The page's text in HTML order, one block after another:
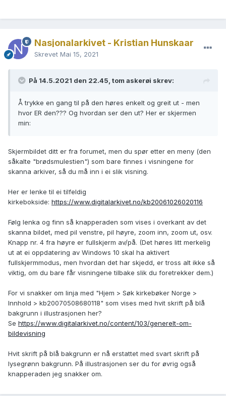
Nasjonalarkivet - Kristian Hunskaar
Skrevet Mai 15, 2021
På 14.5.2021 den 22.45, tom askerøi skrev:
Å trykke en gang til på den høres enkelt og greit ut - men
hvor ER den??? Og hvordan ser den ut? Her er skjermen
min:
Skjermbildet ditt er fra forumet, men du spør etter en meny (den
såkalte "brødsmulestien") som bare finnes i visningene for
skanna arkiver, så du må inn i ei slik visning.
Her er lenke til ei tilfeldig
kirkebokside: https://www.digitalarkivet.no/kb20061026020116
Følg lenka og finn så knapperaden som vises i overkant av det
skanna bildet, med pil venstre, pil høyre, zoom inn, zoom ut, osv.
Knapp nr. 4 fra høyre er fullskjerm av/på. (Det høres litt merkelig
ut at ei oppdatering av Windows 10 skal ha aktivert
fullskjermmodus, men hvordan det har skjedd, er tross alt ikke så
viktig, om du bare får visningene tilbake slik du foretrekker dem.)
For vi snakker om linja med "Hjem > Søk kirkebøker Norge >
Innhold > kb20070508680118" som vises med hvit skrift på blå
bakgrunn i illustrasjonen her?
Se https://www.digitalarkivet.no/content/103/generelt-om-
bildevisning
Hvit skrift på blå bakgrunn er nå erstattet med svart skrift på
lysegrønn bakgrunn. På illustrasjonen ser du for øvrig også
knapperaden jeg snakker om.